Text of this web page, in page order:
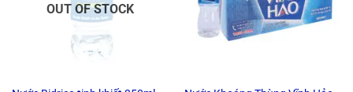
OUT OF STOCK